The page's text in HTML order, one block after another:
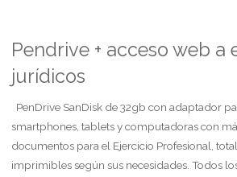
con
cuidado
personal
compartido,
Pendrive + acceso web a
jurídicos
PenDrive SanDisk de 32gb con adaptador
smartphones, tablets y computadoras con
documentos para el Ejercicio Profesional,
imprimibles según sus necesidades. Todos